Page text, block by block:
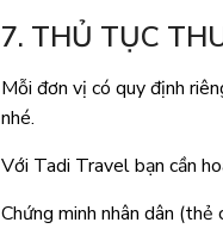
7. THỦ TỤC
Mỗi đơn vị có quy định
nhé.
Với Tadi Travel bạn cần
Chứng minh nhân dân